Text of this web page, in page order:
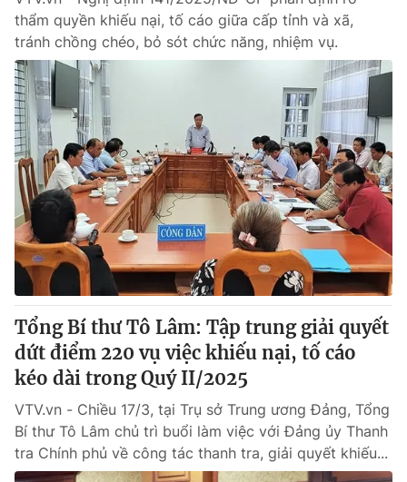
thẩm quyền khiếu nại, tố cáo giữa cấp tỉnh và xã,
tránh chồng chéo, bỏ sót chức năng, nhiệm vụ.
Tổng Bí thư Tô Lâm: Tập trung giải quyết
dứt điểm 220 vụ việc khiếu nại, tố cáo
kéo dài trong Quý II/2025
VTV.vn - Chiều 17/3, tại Trụ sở Trung ương Đảng, Tổng
Bí thư Tô Lâm chủ trì buổi làm việc với Đảng ủy Thanh
tra Chính phủ về công tác thanh tra, giải quyết khiếu...